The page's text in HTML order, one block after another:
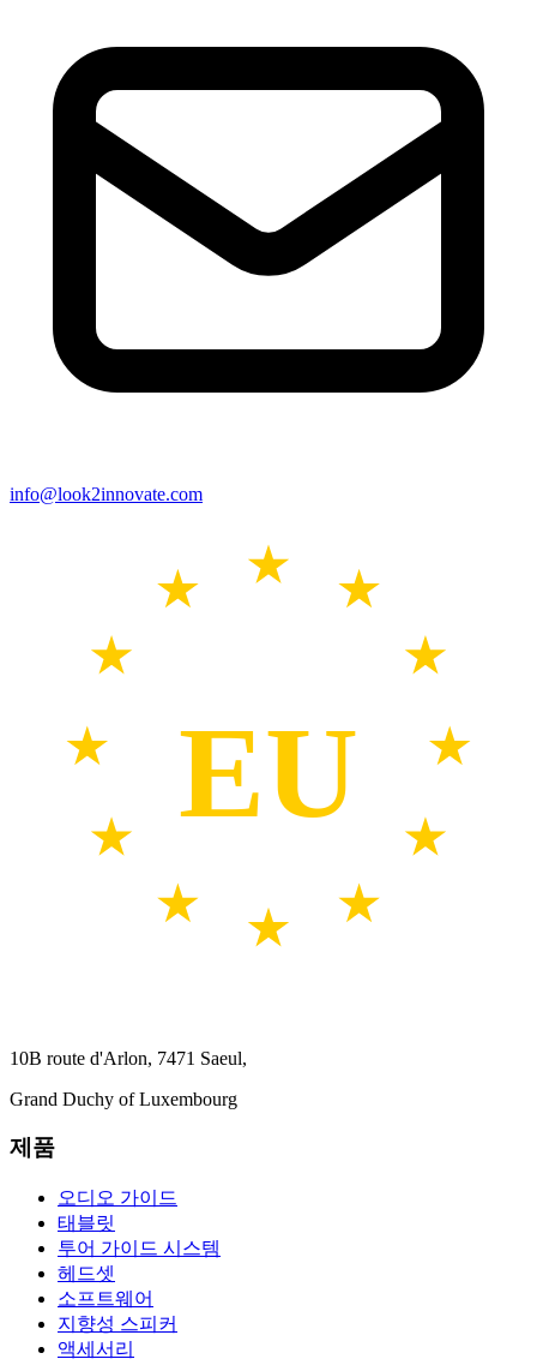
info@look2innovate.com
EU
10B route d'Arlon, 7471 Saeul,
Grand Duchy of Luxembourg
제품
오디오 가이드
태블릿
투어 가이드 시스템
헤드셋
소프트웨어
지향성 스피커
액세서리